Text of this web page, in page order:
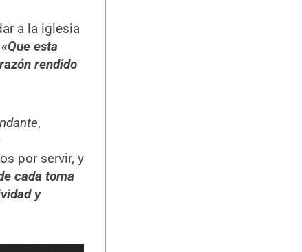
a la iglesia
«Que esta
rendido
,
por servir, y
cada toma
y